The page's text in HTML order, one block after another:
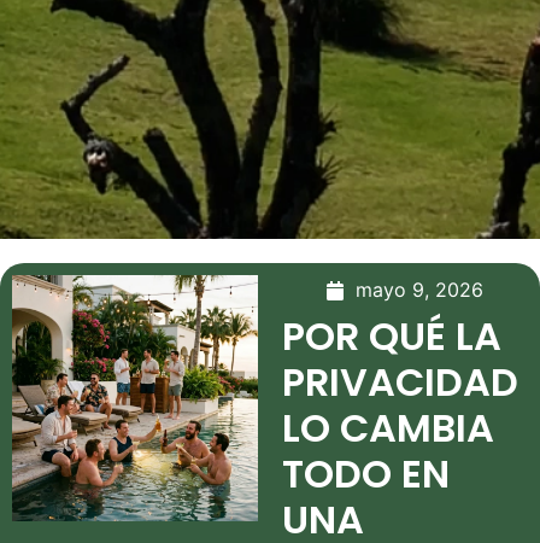
mayo 9, 2026
POR QUÉ LA
PRIVACIDAD
LO CAMBIA
TODO EN
UNA